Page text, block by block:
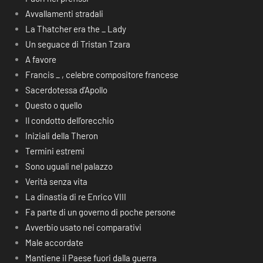
Avvallamenti stradali
La Thatcher era the _ Lady
Un seguace di Tristan Tzara
A favore
Francis _ , celebre compositore francese
Sacerdotessa d’Apollo
Questo o quello
Il condotto dell’orecchio
Iniziali della Theron
Termini estremi
Sono uguali nel palazzo
Verità senza vita
La dinastia di re Enrico VIII
Fa parte di un governo di poche persone
Avverbio usato nei comparativi
Male accordate
Mantiene il Paese fuori dalla guerra